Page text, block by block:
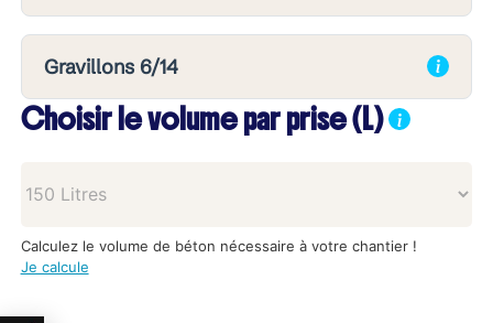
Gravillons 6/14
Choisir le volume par prise (L)
Calculez le volume de béton nécessaire à votre chantier !
Je calcule